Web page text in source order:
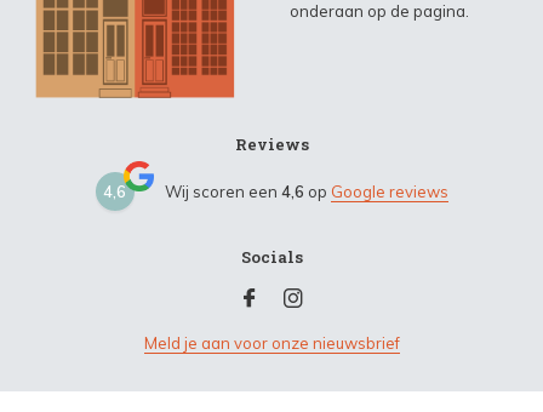
onderaan op de pagina.
Reviews
4,6 Wij scoren een 4,6 op Google reviews
Socials
Meld je aan voor onze nieuwsbrief